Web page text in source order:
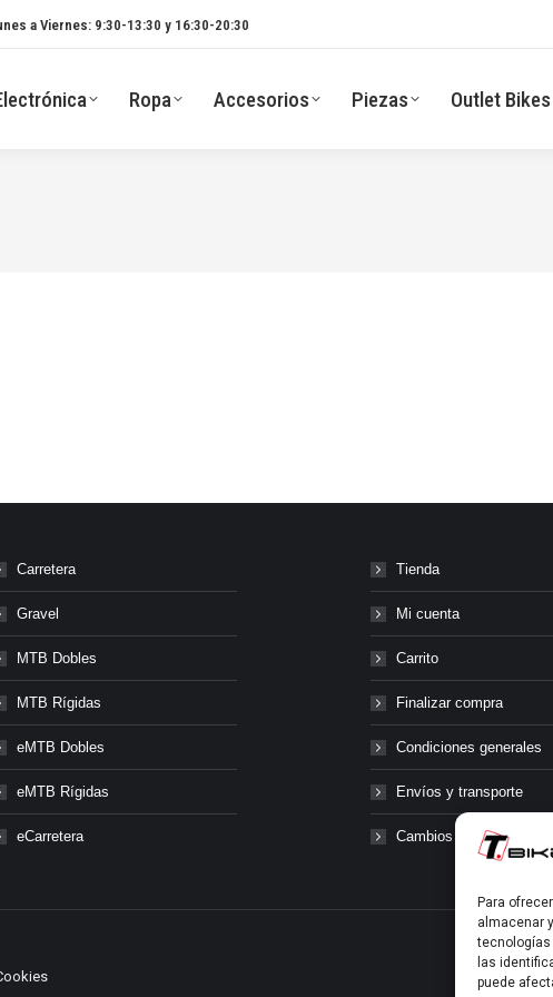
Para
almacenar
tecnologías
las
puede
a Viernes: 9:30-13:30 y 16:30-20:30
Ropa Accesorios Piezas Outlet Bikes
Carretera
Gravel
MTB Dobles
MTB Rígidas
eMTB Dobles
eMTB Rígidas
eCarretera
Tienda
Mi cuenta
Carrito
Finalizar compra
Condiciones generales
Envíos y transporte
Cambios y devoluciones